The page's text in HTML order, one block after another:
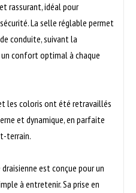
rassurant, idéal pour
La selle réglable permet
conduite, suivant la
confort optimal à chaque
les coloris ont été retravaillés
et dynamique, en parfaite
terrain.
est conçue pour un
à entretenir. Sa prise en